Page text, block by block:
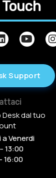
Support
Desk dal tuo
a Venerdi
13:00
16:00